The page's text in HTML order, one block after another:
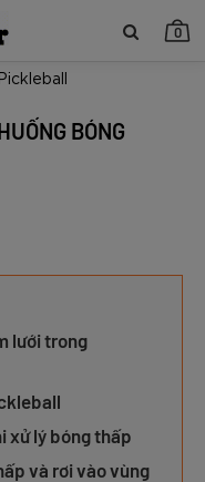
0
BÓNG
lưới trong
xử lý bóng thấp
và rơi vào vùng